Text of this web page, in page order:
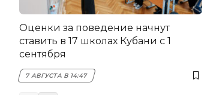
Оценки за поведение начнут
ставить в 17 школах Кубани с 1
сентября
7 АВГУСТА В 14:47